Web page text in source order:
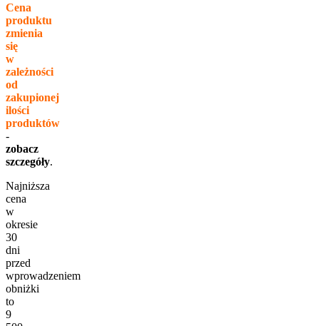
Cena
produktu
zmienia
się
w
zależności
od
zakupionej
ilości
produktów
-
zobacz
szczegóły.
Najniższa
cena
w
okresie
30
dni
przed
wprowadzeniem
obniżki
to
9